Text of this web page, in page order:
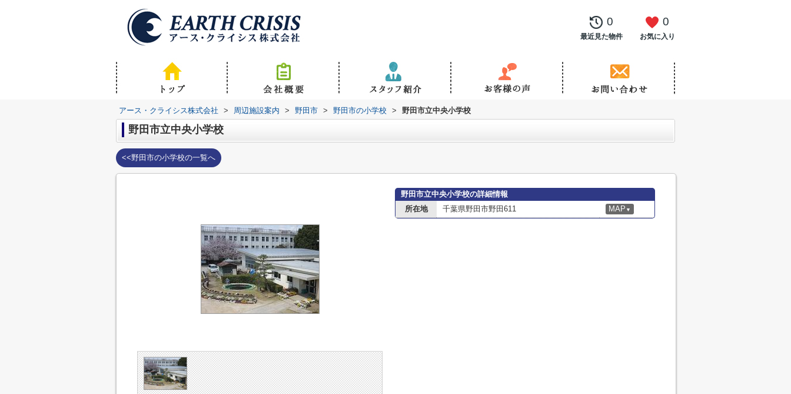
0
最近見た物件
0
お気に入り
アース・クライシス株式会社 > 周辺施設案内 > 野田市 > 野田市の小学校 > 野田市立中央小学校
野田市立中央小学校
<<野田市の小学校の一覧へ
野田市立中央小学校の詳細情報
所在地
千葉県野田市野田611 MAP ▼